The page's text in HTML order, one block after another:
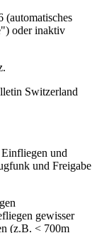
(automatisches
oder inaktiv
Switzerland
und
und Freigabe
gewisser
(z.B. < 700m